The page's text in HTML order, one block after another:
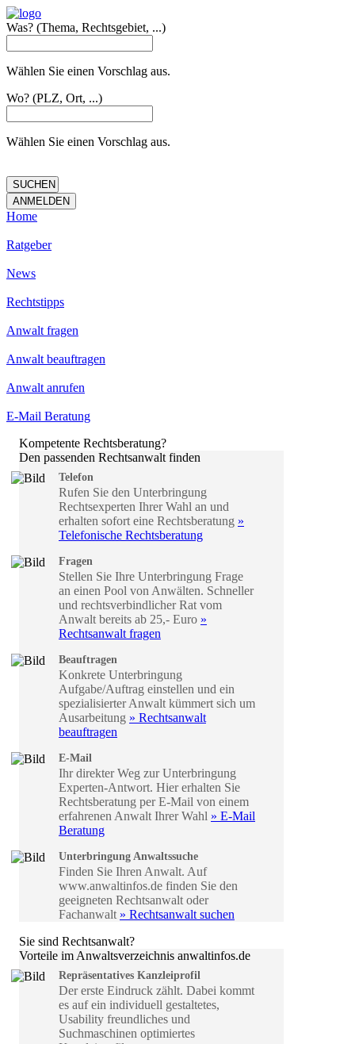
Was? (Thema, Rechtsgebiet, ...)
Wählen Sie einen Vorschlag aus.
Wo? (PLZ, Ort, ...)
Wählen Sie einen Vorschlag aus.
Home
Ratgeber
News
Rechtstipps
Anwalt fragen
Anwalt beauftragen
Anwalt anrufen
E-Mail Beratung
Kompetente Rechtsberatung?
Den passenden Rechtsanwalt finden
Telefon
Rufen Sie den Unterbringung
Rechtsexperten Ihrer Wahl an und
erhalten sofort eine Rechtsberatung »
Telefonische Rechtsberatung
Fragen
Stellen Sie Ihre Unterbringung Frage
an einen Pool von Anwälten. Schneller
und rechtsverbindlicher Rat vom
Anwalt bereits ab 25,- Euro »
Rechtsanwalt fragen
Beauftragen
Konkrete Unterbringung
Aufgabe/Auftrag einstellen und ein
spezialisierter Anwalt kümmert sich um
Ausarbeitung » Rechtsanwalt
beauftragen
E-Mail
Ihr direkter Weg zur Unterbringung
Experten-Antwort. Hier erhalten Sie
Rechtsberatung per E-Mail von einem
erfahrenen Anwalt Ihrer Wahl » E-Mail
Beratung
Unterbringung Anwaltssuche
Finden Sie Ihren Anwalt. Auf
www.anwaltinfos.de finden Sie den
geeigneten Rechtsanwalt oder
Fachanwalt » Rechtsanwalt suchen
Sie sind Rechtsanwalt?
Vorteile im Anwaltsverzeichnis anwaltinfos.de
Repräsentatives Kanzleiprofil
Der erste Eindruck zählt. Dabei kommt
es auf ein individuell gestaltetes,
Usability freundliches und
Suchmaschinen optimiertes